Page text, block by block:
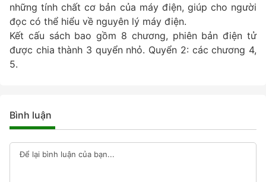
những tính chất cơ bản của máy điện, giúp cho người
đọc có thể hiểu về nguyên lý máy điện.
Kết cấu sách bao gồm 8 chương, phiên bản điện tử
được chia thành 3 quyển nhỏ. Quyển 2: các chương 4,
5.
Bình luận